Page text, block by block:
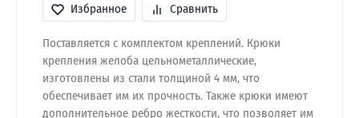
Избранное Сравнить
Поставляется с комплектом креплений. Крюки
крепления желоба цельнометаллические,
изготовлены из стали толщиной 4 мм, что
обеспечивает им их прочность. Также крюки имеют
дополнительное ребро жесткости, что позволяет им